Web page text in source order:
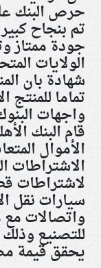
حرص البنك
تم بنجاح
جودة ممتاز
الولايات
شهادة بان
تماما
واجهات
قام البنك
الأموال
الاشتراطات
لاشتراطات
سيارات نقل
واتصالات مع
للتصنيع
يحقق قيمة